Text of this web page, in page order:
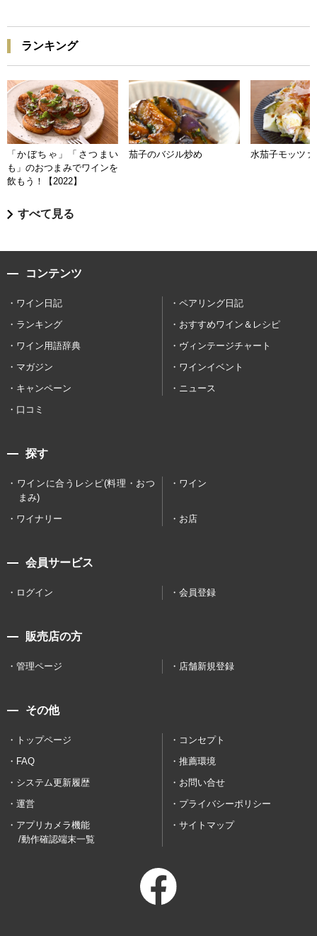
ランキング
「かぼちゃ」「さつまい
も」のおつまみでワインを
飲もう！【2022】
茄子のバジル炒め 水茄子モッツァ
すべて見る
コンテンツ
ワイン日記
ペアリング日記
ランキング
おすすめワイン＆レシピ
ワイン用語辞典
ヴィンテージチャート
マガジン
ワインイベント
キャンペーン
ニュース
口コミ
探す
ワインに合うレシピ(料理・おつ
まみ)
ワイン
ワイナリー お店
会員サービス
ログイン 会員登録
販売店の方
管理ページ 店舗新規登録
その他
トップページ
コンセプト
FAQ
推薦環境
システム更新履歴
お問い合せ
運営
プライバシーポリシー
アプリカメラ機能
/動作確認端末一覧
サイトマップ